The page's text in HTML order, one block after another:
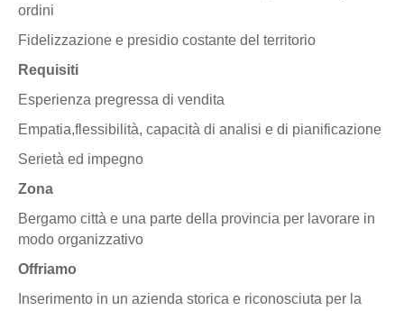
ordini
Fidelizzazione e presidio costante del territorio
Requisiti
Esperienza pregressa di vendita
Empatia,flessibilità, capacità di analisi e di pianificazione
Serietà ed impegno
Zona
Bergamo città e una parte della provincia per lavorare in
modo organizzativo
Offriamo
Inserimento in un azienda storica e riconosciuta per la